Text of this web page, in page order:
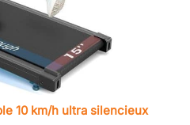
10 km/h ultra silencieux